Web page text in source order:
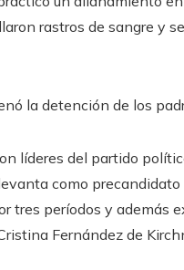
rastros de sangre y se
la detención de los
líderes del partido
como
tres períodos y además
Fernández de